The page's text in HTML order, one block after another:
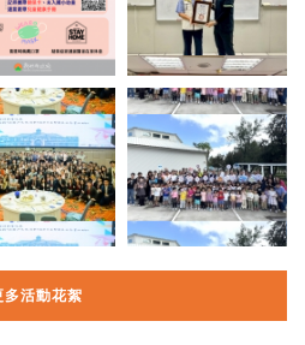
多活動花絮